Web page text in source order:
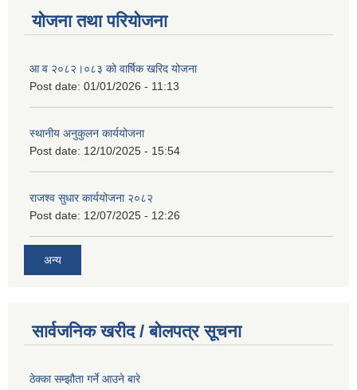
योजना तथा परियोजना
आ व २०८२।०८३ को वार्षिक खरिद योजना
Post date: 01/01/2026 - 11:13
स्थानीय अनुकुलन कार्ययोजना
Post date: 12/10/2025 - 15:54
राजश्व सुधार कार्ययोजना २०८२
Post date: 12/07/2025 - 12:26
अन्य
सार्वजनिक खरीद / बोलपत्र सूचना
ठेक्का सम्झौता गर्ने आउने बारे